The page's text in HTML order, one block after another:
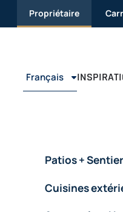
PasserPropriétaire
Français
Patios +
Cuisines